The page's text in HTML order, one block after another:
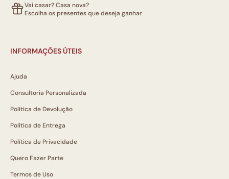
Vai casar? Casa nova?
Escolha os presentes que deseja ganhar
INFORMAÇÕES ÚTEIS
Ajuda
Consultoria Personalizada
Política de Devolução
Política de Entrega
Política de Privacidade
Quero Fazer Parte
Termos de Uso